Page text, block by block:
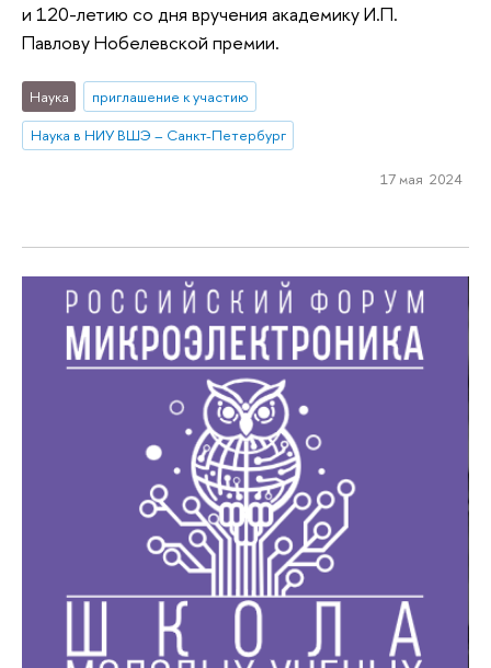
и 120-летию со дня вручения академику И.П.
Павлову Нобелевской премии.
Наука
приглашение к участию
Наука в НИУ ВШЭ – Санкт-Петербург
17 мая 2024